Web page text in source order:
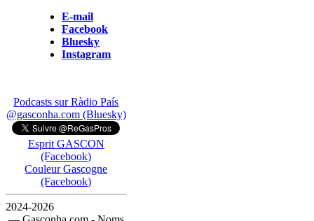
E-mail
Facebook
Bluesky
Instagram
Podcasts sur Ràdio País
@gasconha.com (Bluesky)
Esprit GASCON
(Facebook)
Couleur Gascogne
(Facebook)
2024-2026